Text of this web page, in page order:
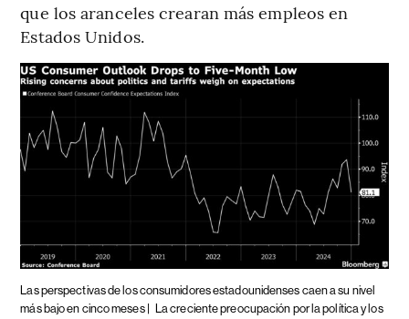
que los aranceles crearan más empleos en
Estados Unidos.
Las perspectivas de los consumidores estadounidenses caen a su nivel
más bajo en cinco meses |
La creciente preocupación por la política y los